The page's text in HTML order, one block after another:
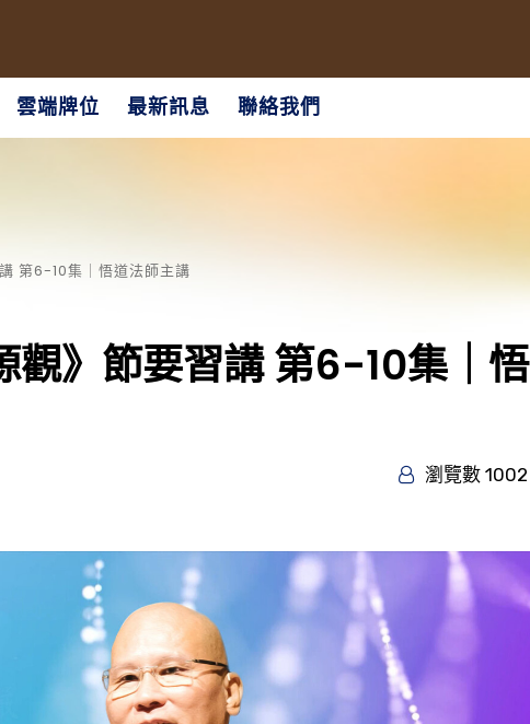
雲端牌位 最新訊息 聯絡我們
第6-10集｜悟道法師主講
觀》節要習講 第6-10集｜悟
瀏覽數 1002